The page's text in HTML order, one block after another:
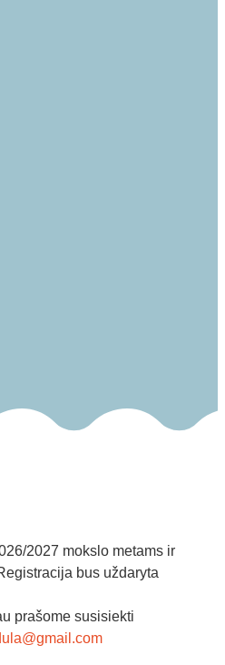
2027 mokslo metams ir
bus uždaryta
prašome susisiekti